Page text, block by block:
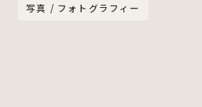
写真 / フォトグラフィー